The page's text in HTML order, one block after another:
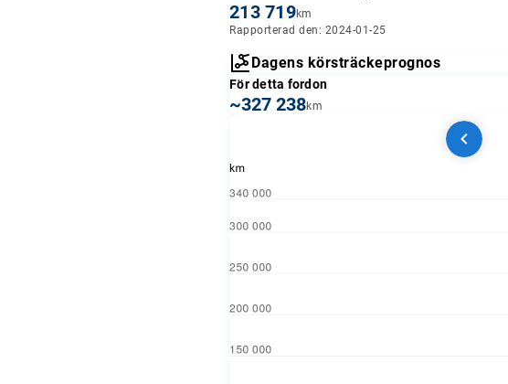
213 719km
Rapporterad den: 2024-01-25
Dagens körsträckeprognos
För detta fordon
~327 238km